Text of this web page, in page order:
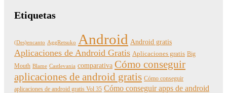
Etiquetas
(Des)encanto AggRetsuko Android Android gratis
Aplicaciones de Android Gratis Aplicaciones gratis Big
Mouth Blame Castlevania comparativa Cómo conseguir
aplicaciones de android gratis Cómo conseguir
aplicaciones de android gratis Vol 35 Cómo conseguir apps de android